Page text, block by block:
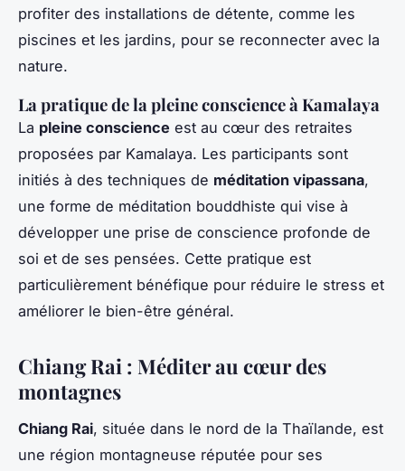
profiter des installations de détente, comme les
piscines et les jardins, pour se reconnecter avec la
nature.
La pratique de la pleine conscience à Kamalaya
La pleine conscience est au cœur des retraites
proposées par Kamalaya. Les participants sont
initiés à des techniques de méditation vipassana,
une forme de méditation bouddhiste qui vise à
développer une prise de conscience profonde de
soi et de ses pensées. Cette pratique est
particulièrement bénéfique pour réduire le stress et
améliorer le bien-être général.
Chiang Rai : Méditer au cœur des
montagnes
Chiang Rai, située dans le nord de la Thaïlande, est
une région montagneuse réputée pour ses